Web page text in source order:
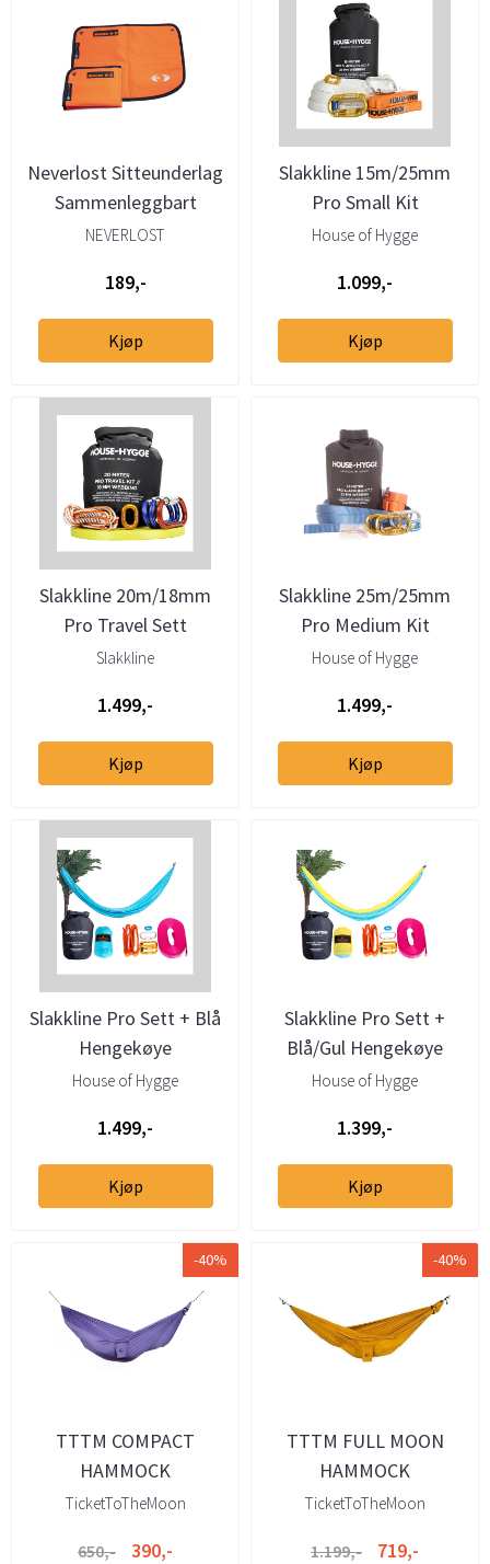
Neverlost Sitteunderlag
Sammenleggbart
NEVERLOST
189,-
Kjøp
Slakkline 15m/25mm
Pro Small Kit
House of Hygge
1.099,-
Kjøp
Slakkline 20m/18mm
Pro Travel Sett
Slakkline
1.499,-
Kjøp
Slakkline 25m/25mm
Pro Medium Kit
House of Hygge
1.499,-
Kjøp
Slakkline Pro Sett + Blå
Hengekøye
House of Hygge
1.499,-
Kjøp
Slakkline Pro Sett +
Blå/Gul Hengekøye
House of Hygge
1.399,-
Kjøp
-40%
TTTM COMPACT
HAMMOCK
TicketToTheMoon
650,- 390,-
-40%
TTTM FULL MOON
HAMMOCK
TicketToTheMoon
1.199,- 719,-